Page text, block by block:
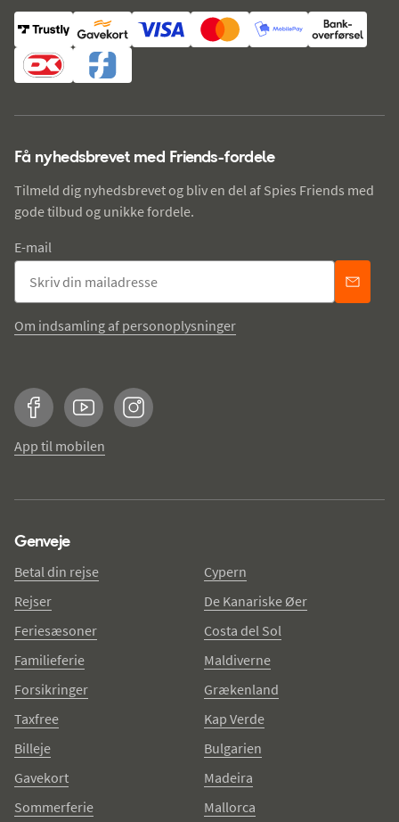
Få nyhedsbrevet med Friends-fordele
Tilmeld dig nyhedsbrevet og bliv en del af Spies Friends med
gode tilbud og unikke fordele.
E-mail
Om indsamling af personoplysninger
FacebookYouTubeInstagram
App til mobilen
Genveje
Betal din rejse
Rejser
Feriesæsoner
Familieferie
Forsikringer
Taxfree
Billeje
Gavekort
Sommerferie
Cypern
De Kanariske Øer
Costa del Sol
Maldiverne
Grækenland
Kap Verde
Bulgarien
Madeira
Mallorca